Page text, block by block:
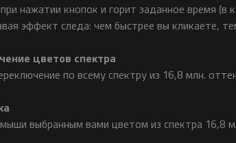
нажатии кнопок и горит заданное время (в
эффект следа: чем быстрее вы кликаете,
цветов спектра
по всему спектру из 16,8 млн.
выбранным вами цветом из спектра 16,8